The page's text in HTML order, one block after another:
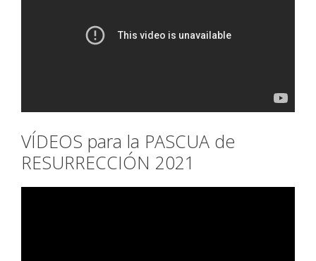
VÍDEOS para la PASCUA de
RESURRECCIÓN 2021